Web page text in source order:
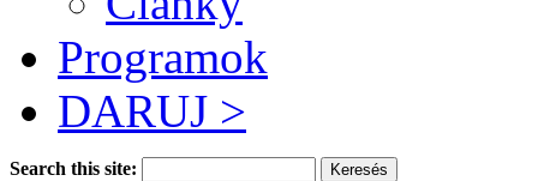
Programok
DARUJ >
Search this site: